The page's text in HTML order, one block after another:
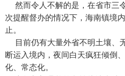
然而令人不解的是，在省市三
次提醒督办的情况下，海南镇境
止。
目前仍有大量外省不明土壤、
断运入境内，夜间白天疯狂倾倒
化、常态化。